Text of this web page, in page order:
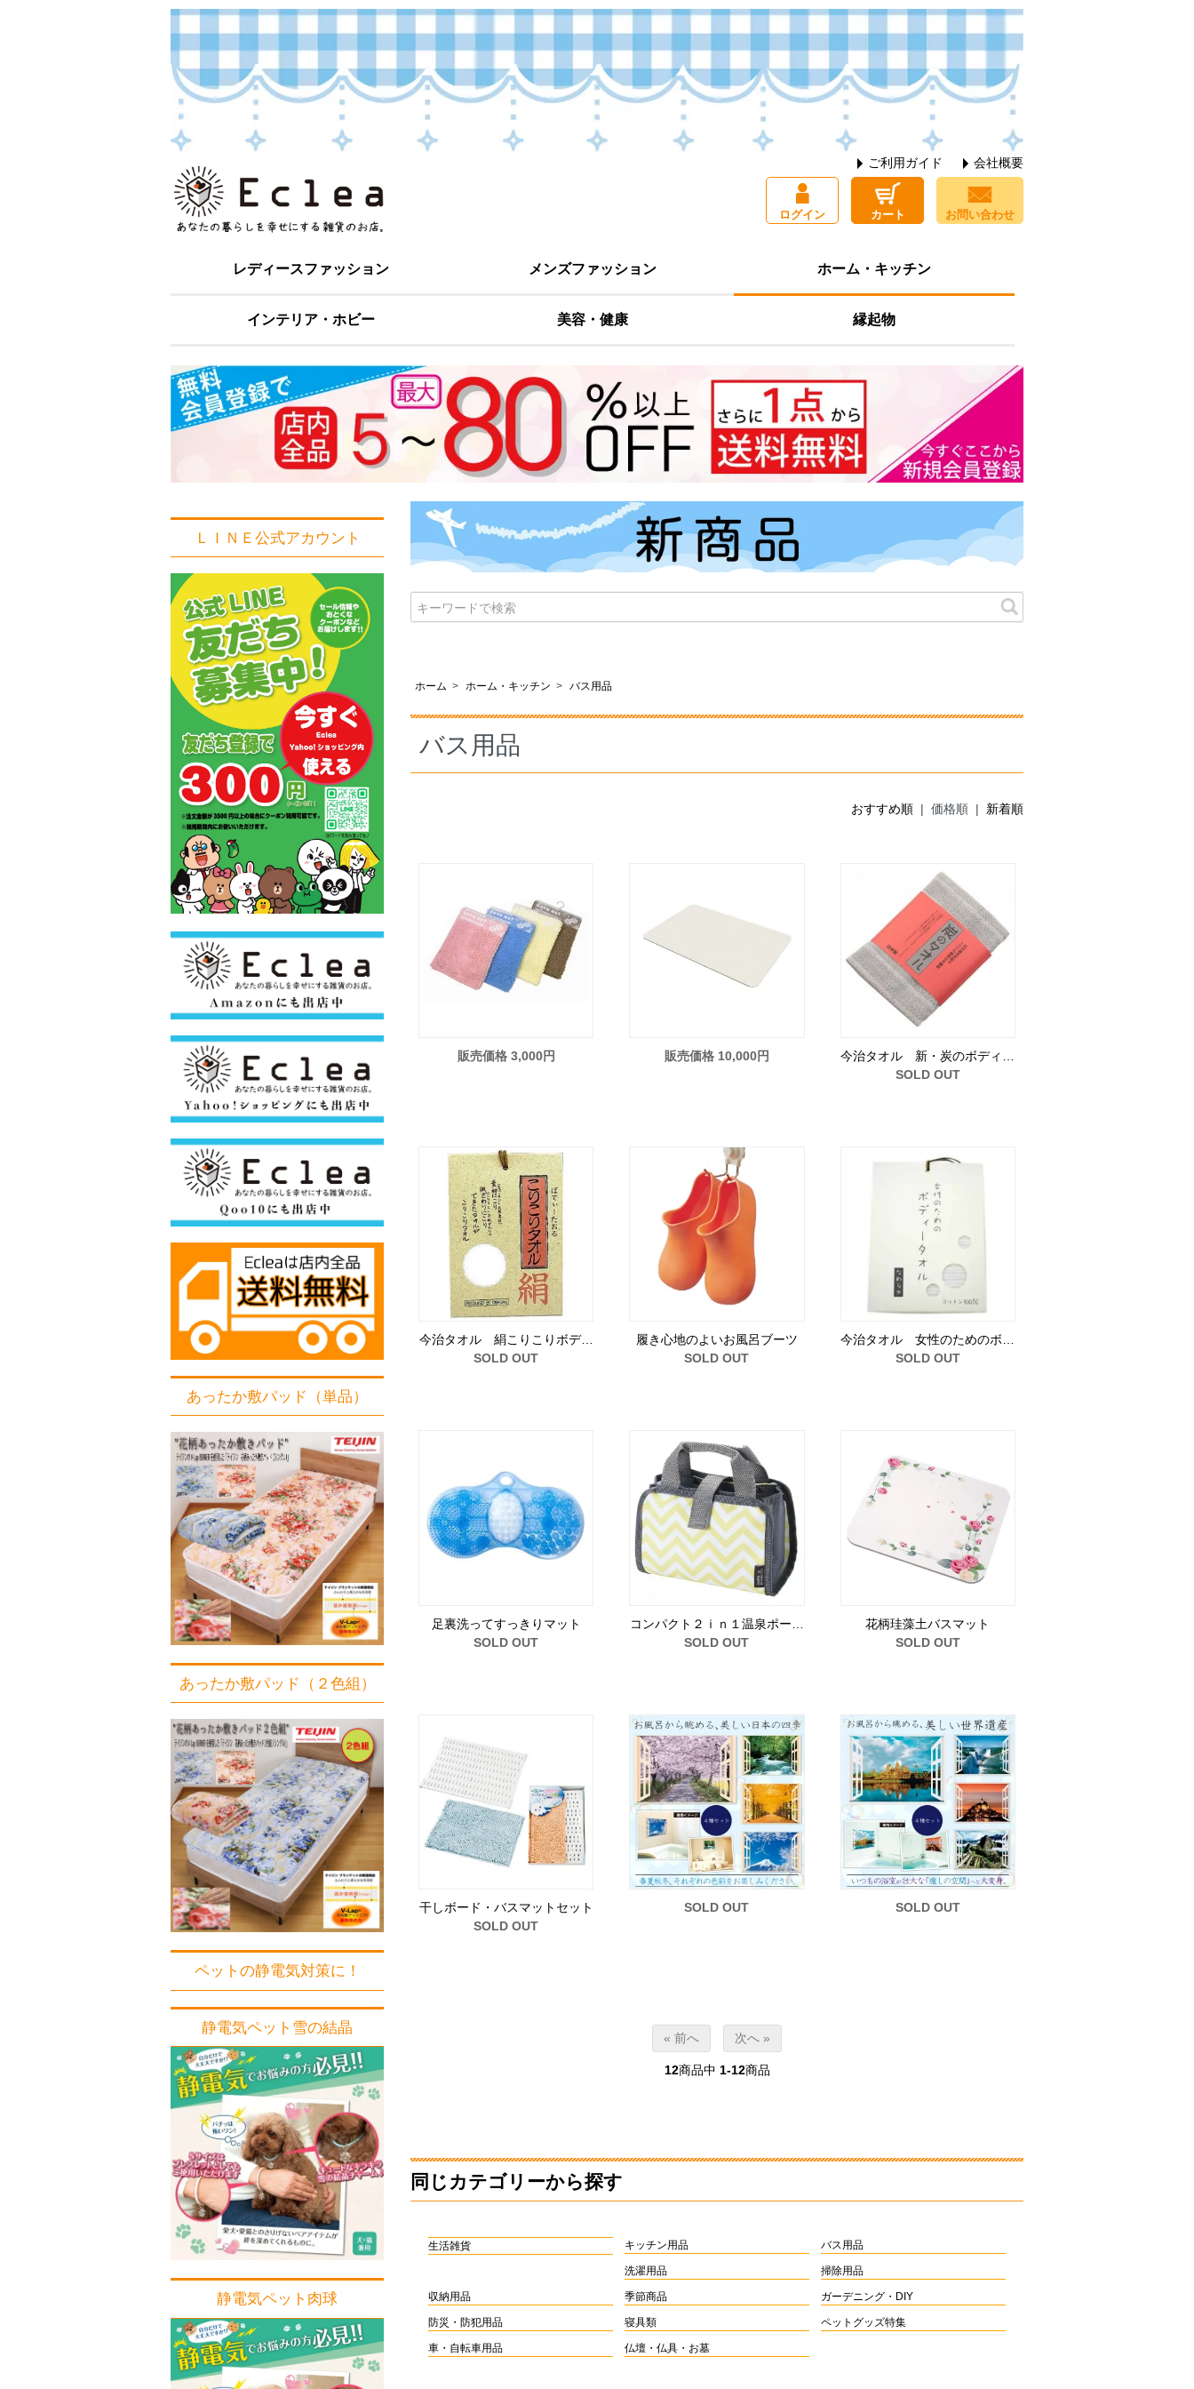
ご利用ガイド 会社概要
ログイン カート お問い合わせ
レディースファッション メンズファッション ホーム・キッチン
インテリア・ホビー 美容・健康 縁起物
ホーム > ホーム・キッチン > バス用品
バス用品
おすすめ順 | 価格順 | 新着順
販売価格 3,000円 販売価格 10,000円
今治タオル 新・炭のボディ…
SOLD OUT
今治タオル 絹こりこりボデ…
SOLD OUT
履き心地のよいお風呂ブーツ
SOLD OUT
今治タオル 女性のためのボ…
SOLD OUT
足裏洗ってすっきりマット
SOLD OUT
コンパクト２ｉｎ１温泉ポー…
SOLD OUT
花柄珪藻土バスマット
SOLD OUT
干しボード・バスマットセット
SOLD OUT
SOLD OUT SOLD OUT
« 前へ 次へ »
12商品中 1-12商品
同じカテゴリーから探す
生活雑貨 キッチン用品 バス用品
洗濯用品 掃除用品
収納用品 季節商品 ガーデニング・DIY
防災・防犯用品 寝具類 ペットグッズ特集
車・自転車用品 仏壇・仏具・お墓
ＬＩＮＥ公式アカウント
あったか敷パッド（単品）
あったか敷パッド（２色組）
ペットの静電気対策に！
静電気ペット雪の結晶
静電気ペット肉球